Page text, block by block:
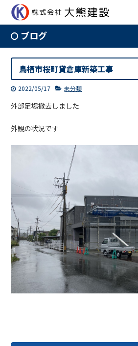
ブログ
鳥栖市桜町貸倉庫新築工事
2022/05/17 未分類
外部足場撤去しました
外観の状況です